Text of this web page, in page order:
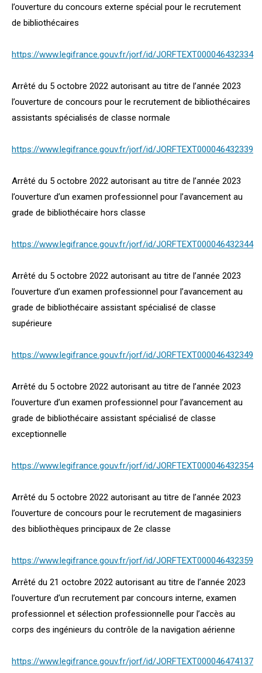
l’ouverture du concours externe spécial pour le recrutement
de bibliothécaires
https://www.legifrance.gouv.fr/jorf/id/JORFTEXT000046432334
Arrêté du 5 octobre 2022 autorisant au titre de l’année 2023
l’ouverture de concours pour le recrutement de bibliothécaires
assistants spécialisés de classe normale
https://www.legifrance.gouv.fr/jorf/id/JORFTEXT000046432339
Arrêté du 5 octobre 2022 autorisant au titre de l’année 2023
l’ouverture d’un examen professionnel pour l’avancement au
grade de bibliothécaire hors classe
https://www.legifrance.gouv.fr/jorf/id/JORFTEXT000046432344
Arrêté du 5 octobre 2022 autorisant au titre de l’année 2023
l’ouverture d’un examen professionnel pour l’avancement au
grade de bibliothécaire assistant spécialisé de classe
supérieure
https://www.legifrance.gouv.fr/jorf/id/JORFTEXT000046432349
Arrêté du 5 octobre 2022 autorisant au titre de l’année 2023
l’ouverture d’un examen professionnel pour l’avancement au
grade de bibliothécaire assistant spécialisé de classe
exceptionnelle
https://www.legifrance.gouv.fr/jorf/id/JORFTEXT000046432354
Arrêté du 5 octobre 2022 autorisant au titre de l’année 2023
l’ouverture de concours pour le recrutement de magasiniers
des bibliothèques principaux de 2e classe
https://www.legifrance.gouv.fr/jorf/id/JORFTEXT000046432359
Arrêté du 21 octobre 2022 autorisant au titre de l’année 2023
l’ouverture d’un recrutement par concours interne, examen
professionnel et sélection professionnelle pour l’accès au
corps des ingénieurs du contrôle de la navigation aérienne
https://www.legifrance.gouv.fr/jorf/id/JORFTEXT000046474137